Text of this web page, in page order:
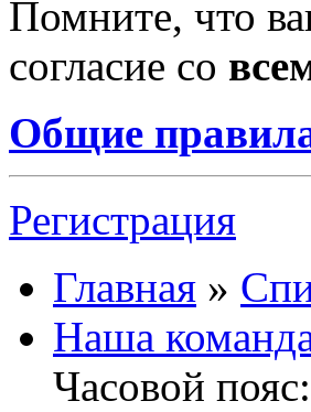
Помните, что
согласие со
Общие
Регистрация
Главная »
Наша
Часовой